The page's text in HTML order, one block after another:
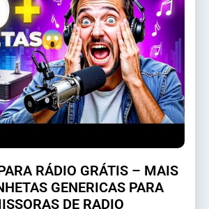
RÁDIO GRÁTIS – MAIS
GENERICAS PARA
DE RADIO